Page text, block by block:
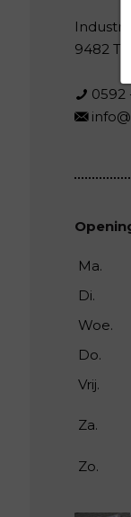
9482
0592
Ma.
Di.
Woe.
Do.
Vrij.
Za.
Zo.